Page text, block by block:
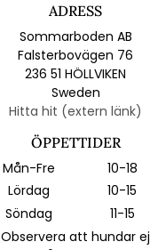
ADRESS
Sommarboden AB
Falsterbovägen 76
236 51 HÖLLVIKEN
Sweden
Hitta hit (extern länk)
ÖPPETTIDER
Mån-Fre
10-18
Lördag
10-15
Söndag
11-15
Observera att hundar ej